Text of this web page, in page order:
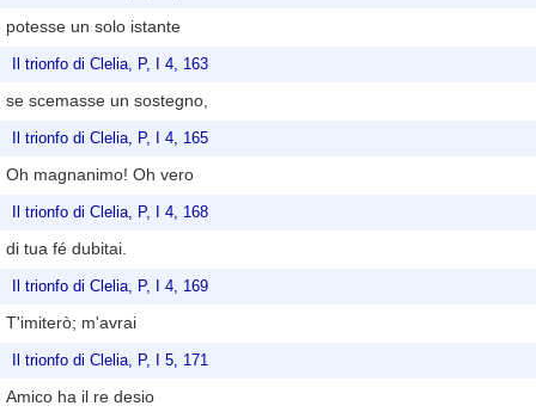
potesse un solo istante
Il trionfo di Clelia, P, I 4, 163
se scemasse un sostegno,
Il trionfo di Clelia, P, I 4, 165
Oh magnanimo! Oh vero
Il trionfo di Clelia, P, I 4, 168
di tua fé dubitai.
Il trionfo di Clelia, P, I 4, 169
T'imiterò; m'avrai
Il trionfo di Clelia, P, I 5, 171
Amico ha il re desio